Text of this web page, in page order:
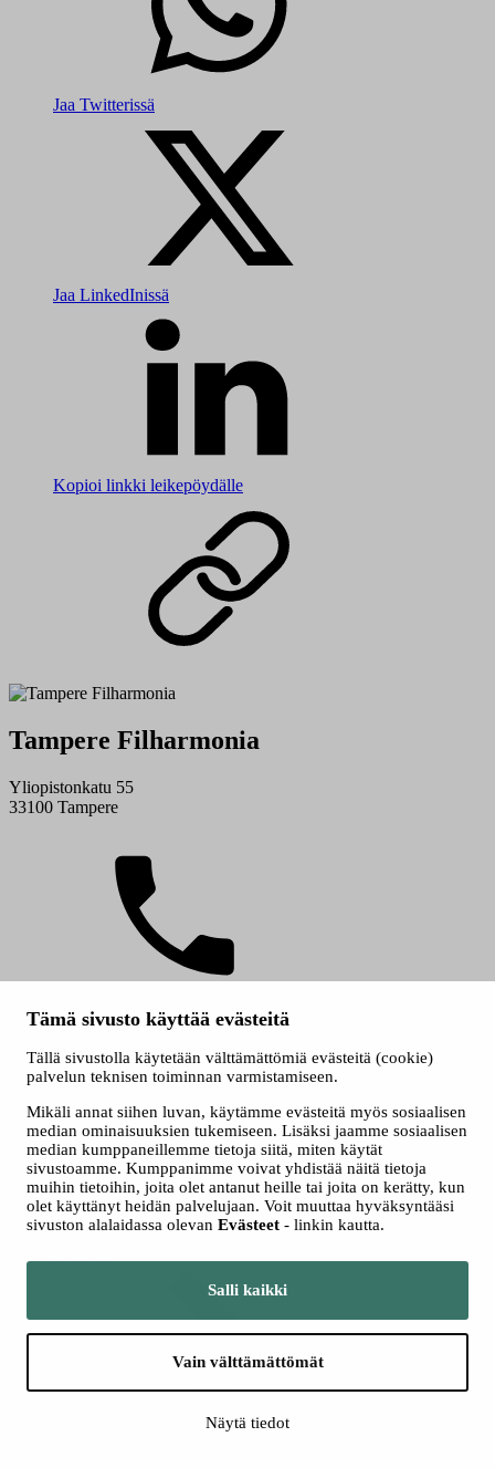
Tämä sivusto käyttää evästeitä
Tällä sivustolla käytetään välttämättömiä evästeitä (cookie)
palvelun teknisen toiminnan varmistamiseen.
Mikäli annat siihen luvan, käytämme evästeitä myös sosiaalisen
median ominaisuuksien tukemiseen. Lisäksi jaamme sosiaalisen
median kumppaneillemme tietoja siitä, miten käytät
sivustoamme. Kumppanimme voivat yhdistää näitä tietoja
muihin tietoihin, joita olet antanut heille tai joita on kerätty, kun
olet käyttänyt heidän palvelujaan. Voit muuttaa hyväksyntääsi
sivuston alalaidassa olevan Evästeet - linkin kautta.
Salli kaikki
Vain välttämättömät
Näytä tiedot
Jaa Twitterissä
Jaa LinkedInissä
Kopioi linkki leikepöydälle
Tampere Filharmonia
Yliopistonkatu 55
33100 Tampere
konsertit